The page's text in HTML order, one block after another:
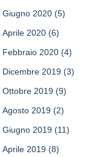
Giugno 2020 (5)
Aprile 2020 (6)
Febbraio 2020 (4)
Dicembre 2019 (3)
Ottobre 2019 (9)
Agosto 2019 (2)
Giugno 2019 (11)
Aprile 2019 (8)